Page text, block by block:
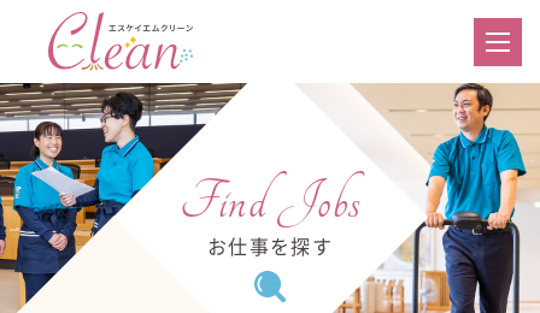
Find Jobs
お仕事を探す